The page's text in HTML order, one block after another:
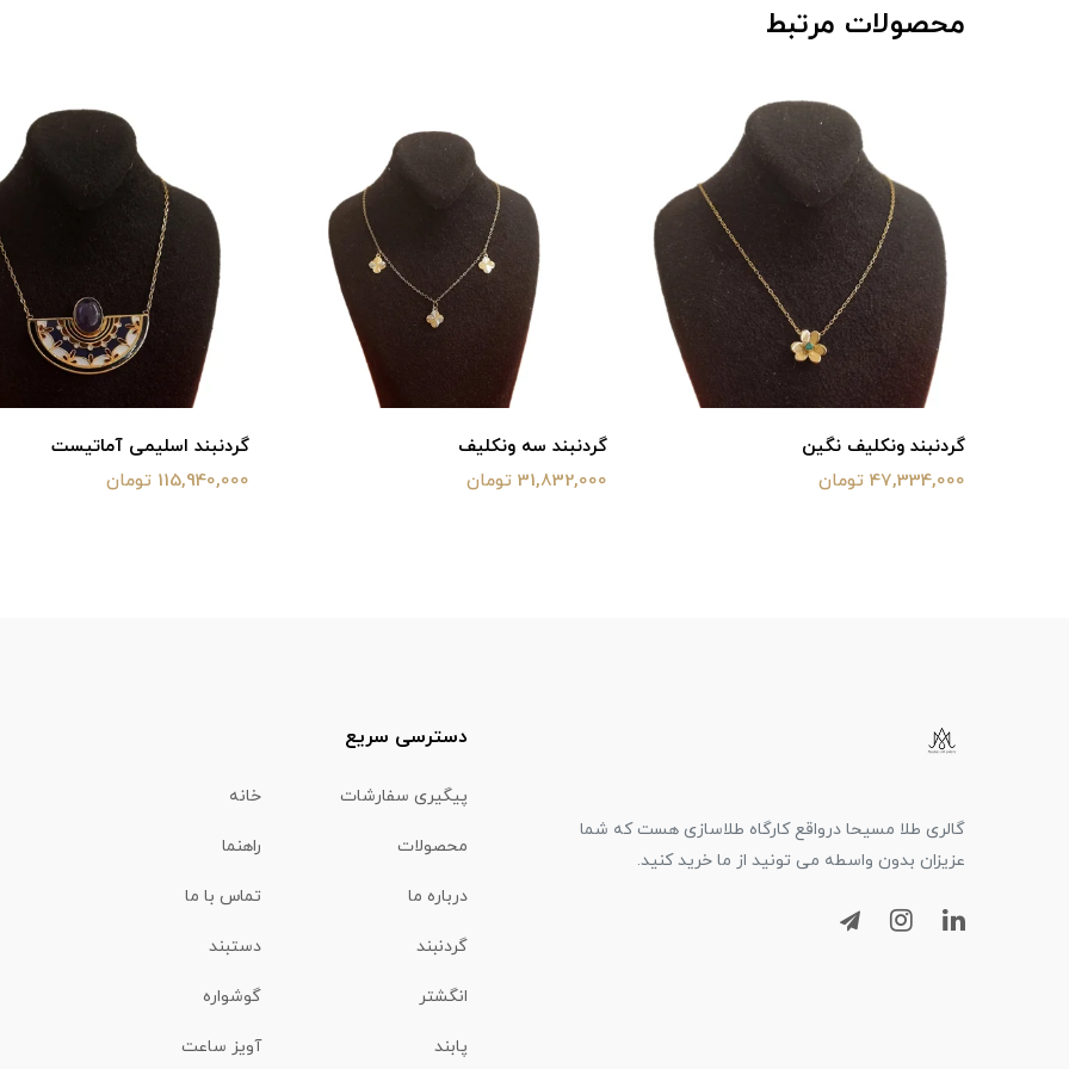
محصولات مرتبط
گردنبند ونکلیف نگین
47,334,000 تومان
گردنبند سه ونکلیف
31,832,000 تومان
گردنبند اسلیمی آماتیست
115,940,000 تومان
گالری طلا مسیحا درواقع کارگاه طلاسازی هست که شما
عزیزان بدون واسطه می تونید از ما خرید کنید.
دسترسی سریع
پیگیری سفارشات خانه
محصولات راهنما
درباره ما تماس با ما
گردنبند دستبند
انگشتر گوشواره
پابند آویز ساعت